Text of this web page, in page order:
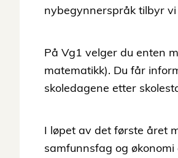
nybegynnerspråk tilbyr vi
På Vg1 velger du enten
matematikk). Du får
skoledagene etter
I løpet av det første året
samfunnsfag og